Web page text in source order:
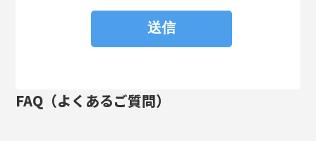
FAQ（よくあるご質問）